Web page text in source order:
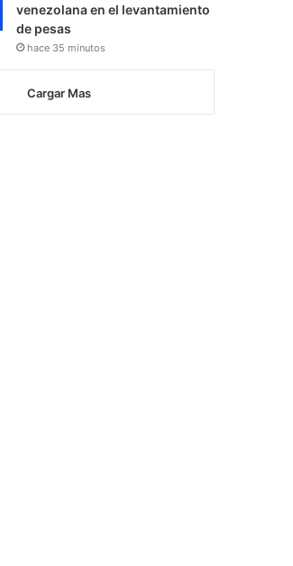
venezolana en el levantamiento
de pesas
hace 35 minutos
Cargar Mas